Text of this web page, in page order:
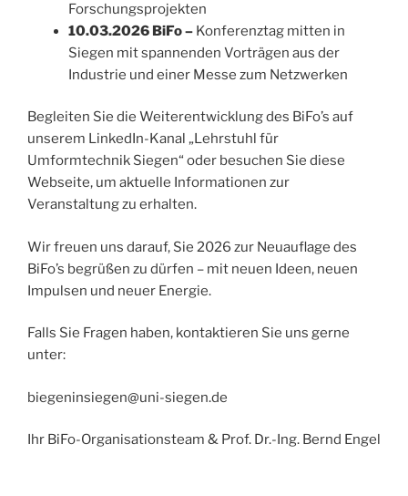
Forschungsprojekten
10.03.2026 BiFo – Konferenztag mitten in
Siegen mit spannenden Vorträgen aus der
Industrie und einer Messe zum Netzwerken
Begleiten Sie die Weiterentwicklung des BiFo’s auf
unserem LinkedIn-Kanal „Lehrstuhl für
Umformtechnik Siegen“ oder besuchen Sie diese
Webseite, um aktuelle Informationen zur
Veranstaltung zu erhalten.
Wir freuen uns darauf, Sie 2026 zur Neuauflage des
BiFo’s begrüßen zu dürfen – mit neuen Ideen, neuen
Impulsen und neuer Energie.
Falls Sie Fragen haben, kontaktieren Sie uns gerne
unter:
biegeninsiegen@uni-siegen.de
Ihr BiFo-Organisationsteam & Prof. Dr.-Ing. Bernd Engel